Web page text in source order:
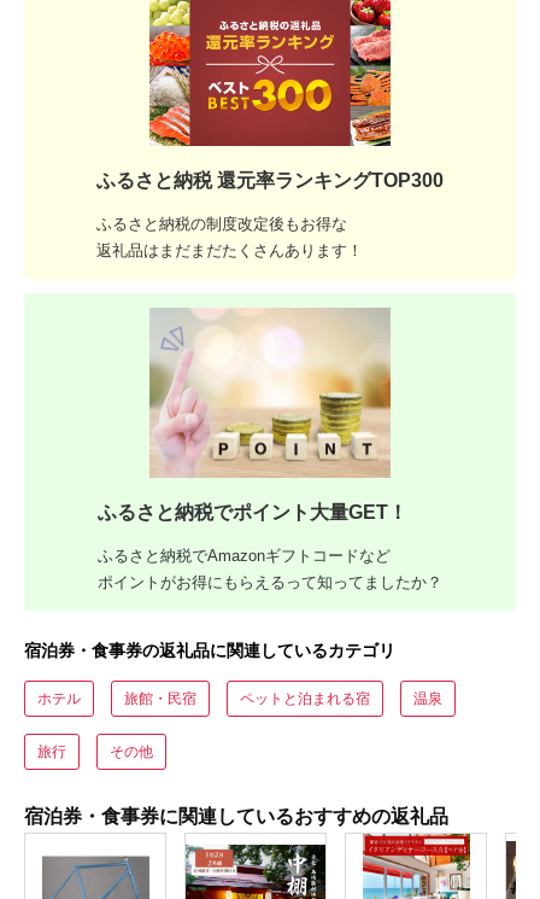
ふるさと納税 還元率ランキングTOP300
ふるさと納税の制度改定後もお得な
返礼品はまだまだたくさんあります！
ふるさと納税でポイント大量GET！
ふるさと納税でAmazonギフトコードなど
ポイントがお得にもらえるって知ってましたか？
宿泊券・食事券の返礼品に関連しているカテゴリ
ホテル 旅館・民宿 ペットと泊まれる宿 温泉
旅行 その他
宿泊券・食事券に関連しているおすすめの返礼品